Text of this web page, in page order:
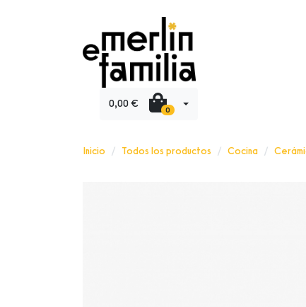
0,00 € 0
Inicio Todos los productos Cocina